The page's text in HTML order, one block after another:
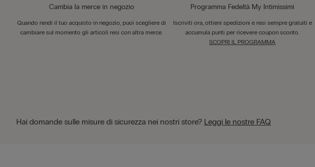
Cambia la merce in negozio
Quando rendi il tuo acquisto in negozio, puoi scegliere di
cambiare sul momento gli articoli resi con altra merce.
Programma Fedeltà My Intimissimi
Iscriviti ora, ottieni spedizioni e resi sempre gratuiti e
accumula punti per ricevere coupon sconto.
SCOPRI IL PROGRAMMA
Hai domande sulle misure di sicurezza nei nostri store? Leggi le nostre FAQ